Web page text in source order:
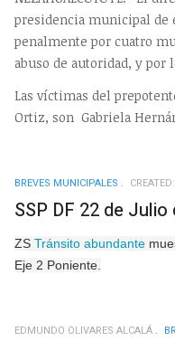
presidencia municipal de
penalmente por cuatro
abuso de autoridad, y por
Las víctimas del
Ortiz, son Gabriela
BREVES MUNICIPALES
SSP DF 22 de
ZS Tránsito abundante
Eje 2 Poniente.
EDMUNDO OLIVARES ALCALÁ